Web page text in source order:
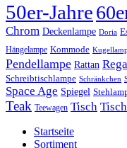
50er-Jahre
Chrom Deckenlampe Doria
Hängelampe Kommode
Pendellampe Rattan
Schreibtischlampe Schränkchen
Space Age Spiegel
Teak Teewagen Tisch
Startseite
Sortiment